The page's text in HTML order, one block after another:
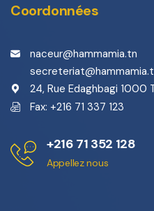
Coordonnées
naceur@hammamia.tn
24, Rue Edaghbagi 1000
Fax: +216 71 337 123
+216 71 352 128
Appellez nous